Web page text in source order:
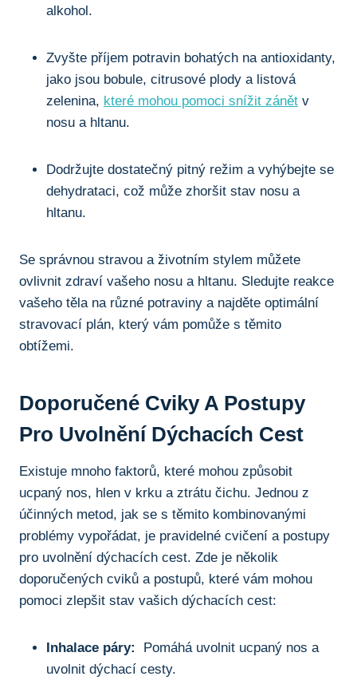
alkohol.
Zvyšte příjem potravin​ bohatých na⁤ antioxidanty,‌
jako jsou ​bobule, citrusové‌ plody⁤ a listová
zelenina, které mohou pomoci snížit zánět v
nosu​ a hltanu.
Dodržujte dostatečný pitný režim a vyhýbejte se
dehydrataci, ‍což může zhoršit stav nosu a
hltanu.
Se⁢ správnou stravou⁢ a životním stylem ‍můžete
ovlivnit zdraví ‍vašeho ‍nosu ⁤a hltanu. Sledujte reakce
vašeho těla na různé potraviny a najděte optimální
stravovací plán, který vám⁤ pomůže s těmito
obtížemi.
Doporučené Cviky A Postupy
Pro ⁢uvolnění Dýchacích ​cest
Existuje mnoho faktorů, které‍ mohou​ způsobit
ucpaný ‌nos, hlen‍ v krku​ a‌ ztrátu čichu.⁢ Jednou z
účinných metod, jak se ⁤s těmito kombinovanými⁣
problémy vypořádat, je pravidelné⁣ cvičení a postupy⁣
pro uvolnění dýchacích cest. Zde ⁤je několik⁣
doporučených cviků a postupů, které vám mohou
pomoci zlepšit‌ stav⁢ vašich‌ dýchacích​ cest:
Inhalace ⁤páry:
​ Pomáhá ⁢uvolnit⁢ ucpaný⁢ nos a
uvolnit dýchací cesty.